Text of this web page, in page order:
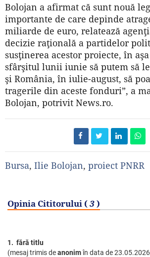
Bolojan a afirmat că sunt nouă
importante de care depinde
miliarde de euro, relatează
decizie raţională a partidelor
susţinerea acestor proiecte, în
sfârşitul lunii iunie să putem să
şi România, în iulie-august, să
tragerile din aceste fonduri”, a
Bolojan, potrivit News.ro.
Bursa, Ilie Bolojan, proiect PNRR
Opinia Cititorului (3)
1. fără titlu
(mesaj trimis deanonimîn data de